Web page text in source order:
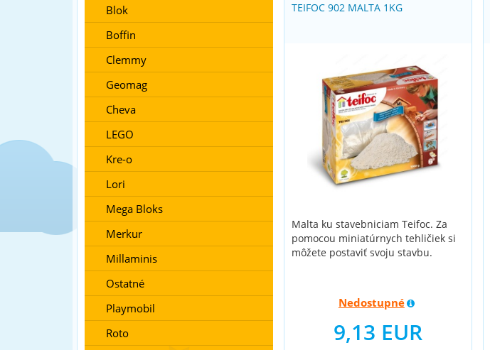
TEIFOC 902 MALTA 1KG
Malta ku stavebniciam Teifoc. Za
pomocou miniatúrnych tehličiek si
môžete postaviť svoju stavbu.
Nedostupné
9,13 EUR
Blok
Boffin
Clemmy
Geomag
Cheva
LEGO
Kre-o
Lori
Mega Bloks
Merkur
Millaminis
Ostatné
Playmobil
Roto